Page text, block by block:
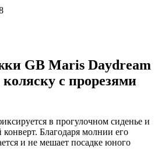
GB Maris Daydream
с прорезями
в прогулочном сиденье и
конверт. Благодаря молнии его
и не мешает посадке юного